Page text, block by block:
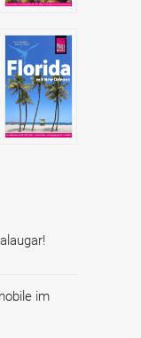
im